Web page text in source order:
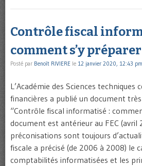
Contrôle fiscal
comment s’y préparer
Posté par Benoît RIVIERE le 12 janvier 2020, 12:43 pm
L’Académie des Sciences techniques
financières a publié un document
“Contrôle fiscal informatisé :
document est antérieur au FEC (avril
préconisations sont toujours
fiscale a précisé (de 2006 à 2008) le
comptabilités informatisées et les